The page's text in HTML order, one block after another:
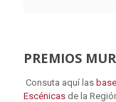
PREMIOS
Consuta aquí las
Escénicas de la